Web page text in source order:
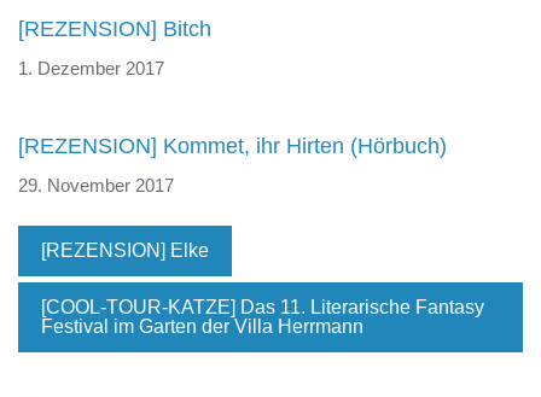
[REZENSION] Bitch
1. Dezember 2017
[REZENSION] Kommet, ihr Hirten (Hörbuch)
29. November 2017
[REZENSION] Elke
[COOL-TOUR-KATZE] Das 11. Literarische Fantasy
Festival im Garten der Villa Herrmann